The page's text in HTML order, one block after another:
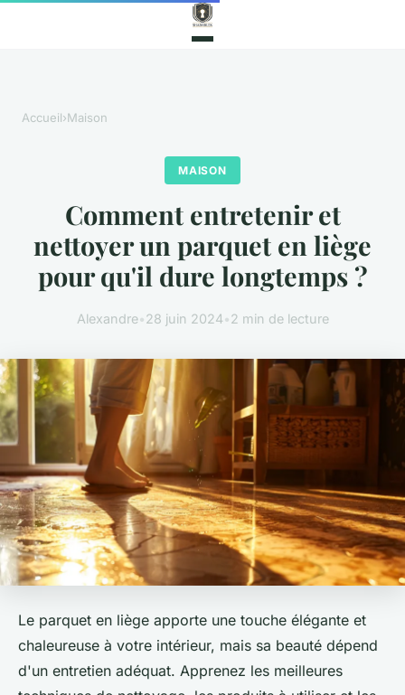
Accueil›Maison
MAISON
Comment entretenir et
nettoyer un parquet en liège
pour qu'il dure longtemps ?
Alexandre•28 juin 2024•2 min de lecture
Le parquet en liège apporte une touche élégante et
chaleureuse à votre intérieur, mais sa beauté dépend
d'un entretien adéquat. Apprenez les meilleures